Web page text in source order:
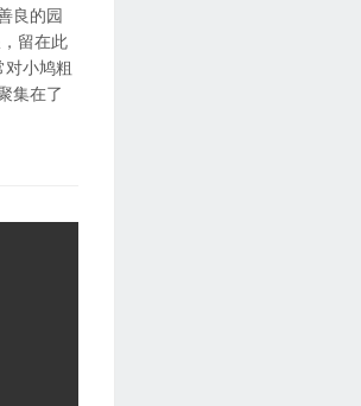
良的园
留在此
小鸠粗
集在了